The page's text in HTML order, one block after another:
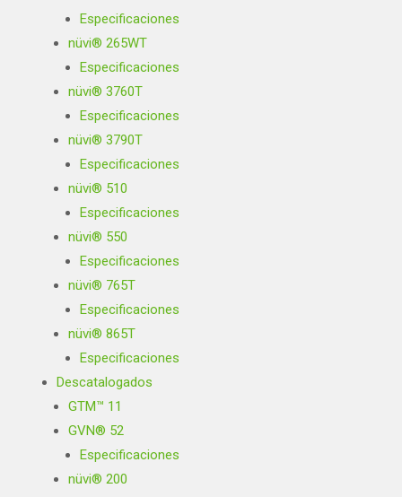
Especificaciones
nüvi® 265WT
Especificaciones
nüvi® 3760T
Especificaciones
nüvi® 3790T
Especificaciones
nüvi® 510
Especificaciones
nüvi® 550
Especificaciones
nüvi® 765T
Especificaciones
nüvi® 865T
Especificaciones
Descatalogados
GTM™ 11
GVN® 52
Especificaciones
nüvi® 200